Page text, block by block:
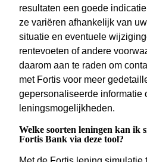
resultaten een goede
ze variëren afhankelijk van
situatie en eventuele
rentevoeten of andere
daarom aan te raden om
met Fortis voor meer
gepersonaliseerde informatie
leningsmogelijkheden.
Welke soorten leningen kan ik
Fortis Bank via deze tool?